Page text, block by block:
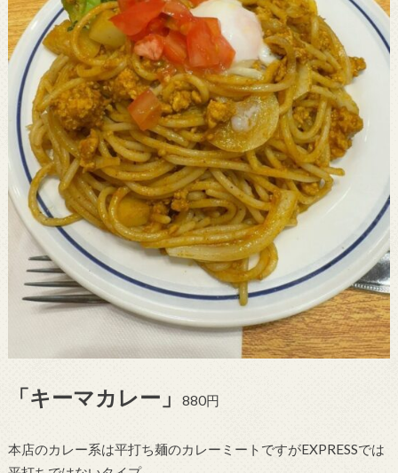
「キーマカレー」 880円
本店のカレー系は平打ち麺のカレーミートですがEXPRESSでは